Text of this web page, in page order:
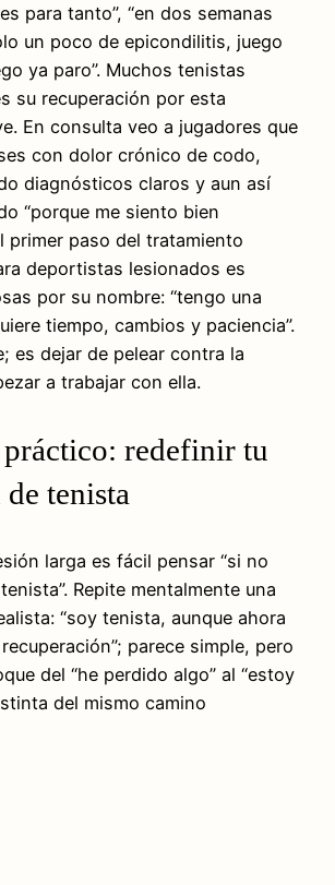
para tanto”, “en dos semanas
un poco de epicondilitis, juego
ya paro”. Muchos tenistas
su recuperación por esta
En consulta veo a jugadores que
con dolor crónico de codo,
diagnósticos claros y aun así
“porque me siento bien
primer paso del tratamiento
deportistas lesionados es
por su nombre: “tengo una
tiempo, cambios y paciencia”.
es dejar de pelear contra la
a trabajar con ella.
redefinir tu
tenista
larga es fácil pensar “si no
Repite mentalmente una
“soy tenista, aunque ahora
parece simple, pero
del “he perdido algo” al “estoy
del mismo camino